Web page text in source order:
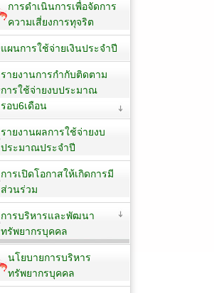
การดำเนินการเพื่อจัดการ
ความเสี่ยงการทุจริต
แผนการใช้จ่ายเงินประจำปี
รายงานการกำกับติดตาม
การใช้จ่ายงบประมาณ
รอบ6เดือน
รายงานผลการใช้จ่ายงบ
ประมาณประจำปี
การเปิดโอกาสให้เกิดการมี
ส่วนร่วม
การบริหารและพัฒนา
ทรัพยากรบุคคล
นโยบายการบริหาร
ทรัพยากรบุคคล